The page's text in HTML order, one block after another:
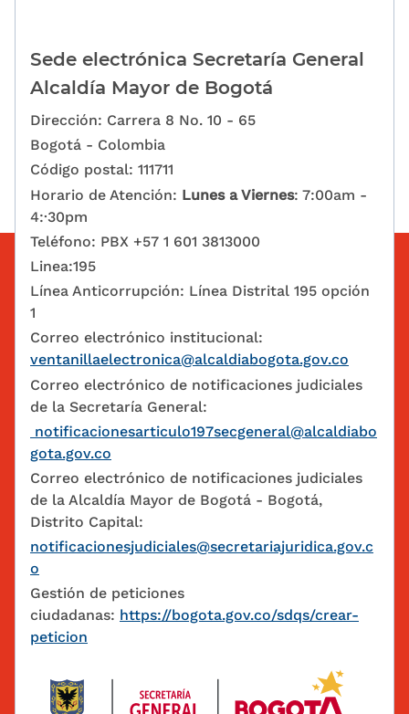
Sede electrónica Secretaría General
Alcaldía Mayor de Bogotá
Dirección: Carrera 8 No. 10 - 65
Bogotá - Colombia
Código postal: 111711
Horario de Atención: Lunes a Viernes: 7:00am -
4:·30pm
Teléfono: PBX +57 1 601 3813000
Linea:195
Línea Anticorrupción: Línea Distrital 195 opción
1
Correo electrónico institucional:
ventanillaelectronica@alcaldiabogota.gov.co
Correo electrónico de notificaciones judiciales
de la Secretaría General:
notificacionesarticulo197secgeneral@alcaldiabo
gota.gov.co
Correo electrónico de notificaciones judiciales
de la Alcaldía Mayor de Bogotá - Bogotá,
Distrito Capital:
notificacionesjudiciales@secretariajuridica.gov.c
o
Gestión de peticiones
ciudadanas: https://bogota.gov.co/sdqs/crear-
peticion